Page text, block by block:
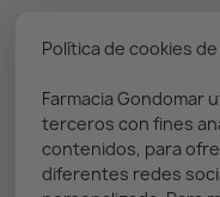
Nuestro boletín
Puedes darte de baja
solo enviar
Política de cookies
Farmacia Gondomar
terceros con fines
contenidos, para
diferentes redes